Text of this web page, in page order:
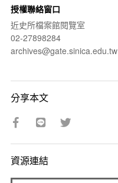
授權聯絡窗口
近史所檔案館閱覽室
02-27898284
archives@gate.sinica.edu.tw
分享本文
資源連結